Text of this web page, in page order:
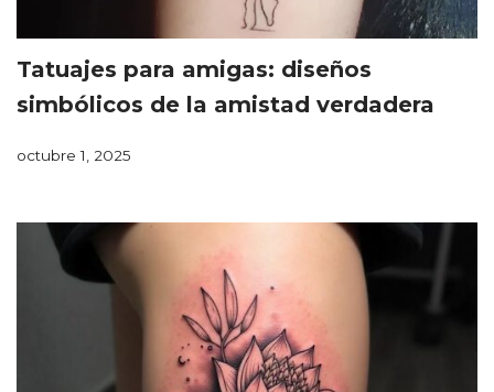
Tatuajes para amigas: diseños
simbólicos de la amistad verdadera
octubre 1, 2025